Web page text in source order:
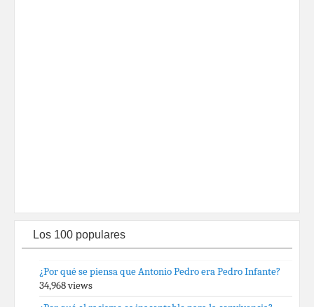
Los 100 populares
¿Por qué se piensa que Antonio Pedro era Pedro Infante?
34,968 views